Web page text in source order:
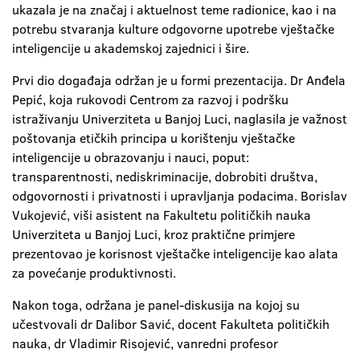
ukazala je na značaj i aktuelnost teme radionice, kao i na
potrebu stvaranja kulture odgovorne upotrebe vještačke
inteligencije u akademskoj zajednici i šire.
Prvi dio događaja održan je u formi prezentacija. Dr Anđela
Pepić, koja rukovodi Centrom za razvoj i podršku
istraživanju Univerziteta u Banjoj Luci, naglasila je važnost
poštovanja etičkih principa u korištenju vještačke
inteligencije u obrazovanju i nauci, poput:
transparentnosti, nediskriminacije, dobrobiti društva,
odgovornosti i privatnosti i upravljanja podacima. Borislav
Vukojević, viši asistent na Fakultetu političkih nauka
Univerziteta u Banjoj Luci, kroz praktične primjere
prezentovao je korisnost vještačke inteligencije kao alata
za povećanje produktivnosti.
Nakon toga, održana je panel-diskusija na kojoj su
učestvovali dr Dalibor Savić, docent Fakulteta političkih
nauka, dr Vladimir Risojević, vanredni profesor